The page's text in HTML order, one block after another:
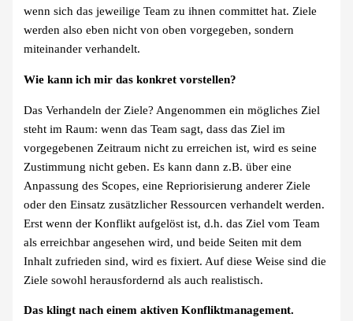
wenn sich das jeweilige Team zu ihnen committet hat. Ziele
werden also eben nicht von oben vorgegeben, sondern
miteinander verhandelt.
Wie kann ich mir das konkret vorstellen?
Das Verhandeln der Ziele? Angenommen ein mögliches Ziel
steht im Raum: wenn das Team sagt, dass das Ziel im
vorgegebenen Zeitraum nicht zu erreichen ist, wird es seine
Zustimmung nicht geben. Es kann dann z.B. über eine
Anpassung des Scopes, eine Repriorisierung anderer Ziele
oder den Einsatz zusätzlicher Ressourcen verhandelt werden.
Erst wenn der Konflikt aufgelöst ist, d.h. das Ziel vom Team
als erreichbar angesehen wird, und beide Seiten mit dem
Inhalt zufrieden sind, wird es fixiert. Auf diese Weise sind die
Ziele sowohl herausfordernd als auch realistisch.
Das klingt nach einem aktiven Konfliktmanagement.